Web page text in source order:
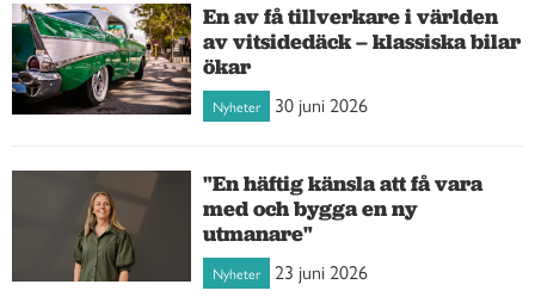
En av få tillverkare i världen
av vitsidedäck – klassiska bilar
ökar
Nyheter 30 juni 2026
"En häftig känsla att få vara
med och bygga en ny
utmanare"
Nyheter 23 juni 2026